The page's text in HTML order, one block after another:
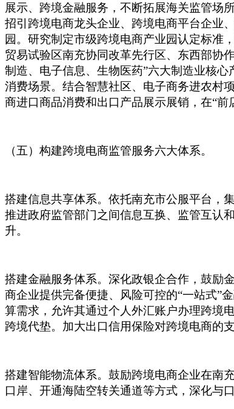
展示、跨境金融服务，不断拓展海关监管场
招引跨境电商龙头企业、跨境电商平台企业
园。研究制定市级跨境电商产业园认定标准
贸易试验区南充协同改革先行区、东西部协
制造、电子信息、生物医药”六大制造业核心
消费场景。结合智慧社区、电子商务进农村
商进口商品消费和出口产品展示展销，在“前
（五）构建跨境电商监管服务六大体系。
搭建信息共享体系。依托南充市公服平台，
推进政府监管部门之间信息互换、监管互认
升。
搭建金融服务体系。深化政银企合作，鼓励
商企业提供完备便捷、风险可控的“一站式”
算需求，允许其通过个人外汇账户办理跨境
跨境代垫。加大出口信用保险对跨境电商的
搭建智能物流体系。鼓励跨境电商企业在南
口岸、开通海陆空转关通道等方式，深化与